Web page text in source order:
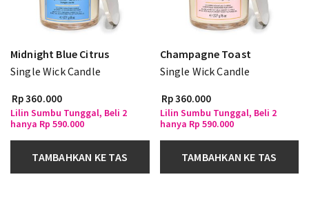
Midnight Blue Citrus
Single Wick Candle
Rp 360.000
Lilin Sumbu Tunggal, Beli 2
hanya Rp 590.000
TAMBAHKAN KE TAS
Champagne Toast
Single Wick Candle
Rp 360.000
Lilin Sumbu Tunggal, Beli 2
hanya Rp 590.000
TAMBAHKAN KE TAS